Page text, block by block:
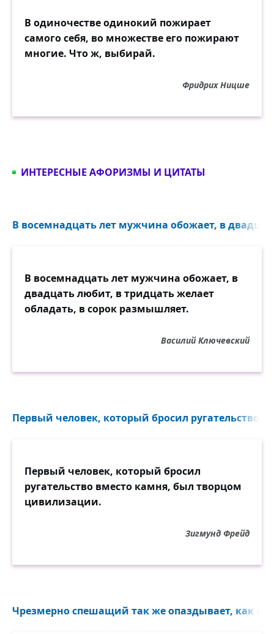
В одиночестве одинокий пожирает
самого себя, во множестве его пожирают
многие. Что ж, выбирай.
Фридрих Ницше
ИНТЕРЕСНЫЕ АФОРИЗМЫ И ЦИТАТЫ
В восемнадцать лет мужчина обожает, в
В восемнадцать лет мужчина обожает, в
двадцать любит, в тридцать желает
обладать, в сорок размышляет.
Василий Ключевский
Первый человек, который бросил ругательство
Первый человек, который бросил
ругательство вместо камня, был творцом
цивилизации.
Зигмунд Фрейд
Чрезмерно спешащий так же опаздывает, как и